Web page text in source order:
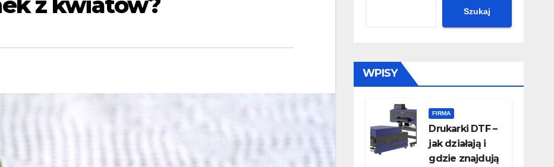
Szukaj
WPISY
FIRMA
Drukarki DTF –
jak działają i
gdzie znajdują